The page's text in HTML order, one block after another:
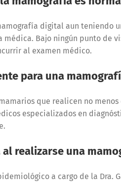
digital aun teniendo
Bajo ningún punto de
al examen médico.
para una
que realicen no
especializados en
realizarse una
a cargo de la Dra.